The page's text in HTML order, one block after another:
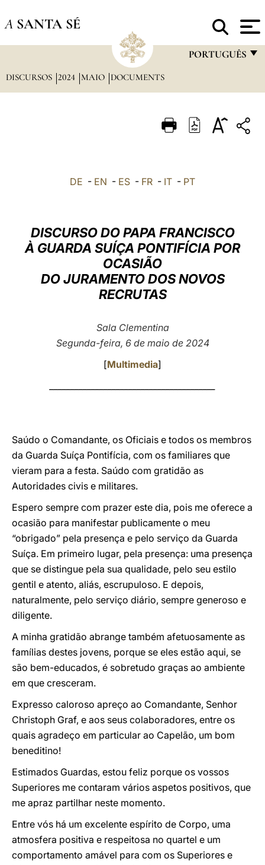
A SANTA SÉ
PORTUGUÊS
ITALIANO
العربيّة
LATINE
DISCURSOS 2024 MAIO DOCUMENTS
DE - EN - ES - FR - IT - PT
DISCURSO DO PAPA FRANCISCO
À GUARDA SUÍÇA PONTIFÍCIA POR
OCASIÃO
DO JURAMENTO DOS NOVOS
RECRUTAS
Sala Clementina
Segunda-feira, 6 de maio de 2024
[Multimedia]
Saúdo o Comandante, os Oficiais e todos os membros
da Guarda Suíça Pontifícia, com os familiares que
vieram para a festa. Saúdo com gratidão as
Autoridades civis e militares.
Espero sempre com prazer este dia, pois me oferece a
ocasião para manifestar publicamente o meu
“obrigado” pela presença e pelo serviço da Guarda
Suíça. Em primeiro lugar, pela presença: uma presença
que se distingue pela sua qualidade, pelo seu estilo
gentil e atento, aliás, escrupuloso. E depois,
naturalmente, pelo serviço diário, sempre generoso e
diligente.
A minha gratidão abrange também afetuosamente as
famílias destes jovens, porque se eles estão aqui, se
são bem-educados, é sobretudo graças ao ambiente
em que cresceram.
Expresso caloroso apreço ao Comandante, Senhor
Christoph Graf, e aos seus colaboradores, entre os
quais agradeço em particular ao Capelão, um bom
beneditino!
Estimados Guardas, estou feliz porque os vossos
Superiores me contaram vários aspetos positivos, que
me apraz partilhar neste momento.
Entre vós há um excelente espírito de Corpo, uma
atmosfera positiva e respeitosa no quartel e um
comportamento amável para com os Superiores e